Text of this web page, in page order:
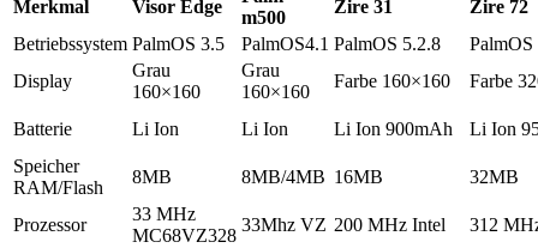
Merkmal Visor Edge
m500
Zire 31
Zire 72
Betriebssystem PalmOS 3.5 PalmOS4.1 PalmOS 5.2.8
PalmOS
Display
Grau
160×160
Grau
160×160
Farbe 160×160 Farbe
Batterie Li Ion Li Ion Li Ion 900mAh
Li Ion
Speicher
RAM/Flash
8MB 8MB/4MB 16MB 32MB
Prozessor
33 MHz
MC68VZ328
33Mhz VZ 200 MHz Intel 312